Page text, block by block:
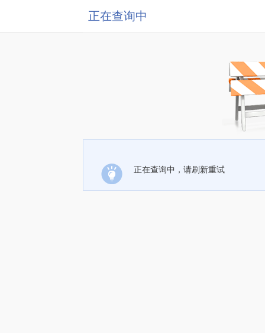
正在查询中
正在查询中，请刷新重试